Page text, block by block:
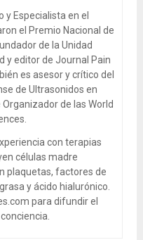
y Especialista en el
el Premio Nacional de
de la Unidad
y editor de Journal Pain
es asesor y crítico del
de Ultrasonidos en
de las World
con terapias
células madre
plaquetas, factores de
y ácido hialurónico.
para difundir el